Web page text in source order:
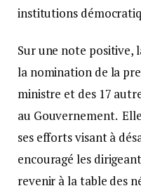
institutions
Sur une note positive,
la nomination de la
ministre et des 17
au Gouvernement.
ses efforts visant à
encouragé les
revenir à la table des